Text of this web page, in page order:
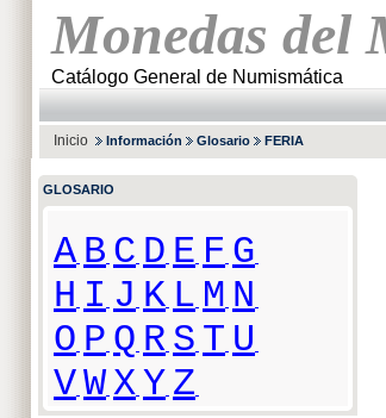
Monedas del
Catálogo General de Numismática
Inicio Información Glosario FERIA
GLOSARIO
A B C D E F G
H I J K L M N
O P Q RS T U
VWXYZ